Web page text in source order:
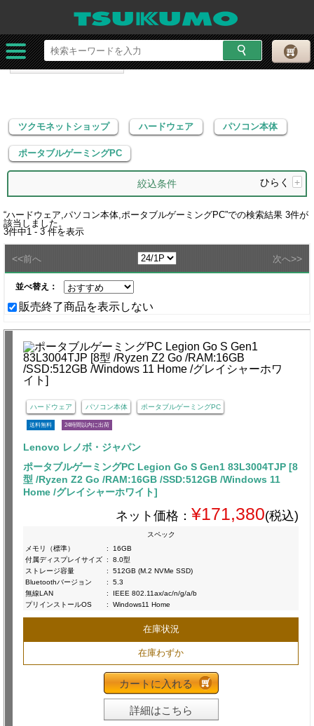
ツクモネットショップ ハードウェア
パソコン本体
ポータブルゲーミングPC
ツクモネットショップ ハードウェア パソコン本体
ポータブルゲーミングPC
絞込条件 ひらく +
“ハードウェア,パソコン本体,ポータブルゲーミングPC”での検索結果 3件が
該当しました。
3件中1 - 3 件を表示
<<前へ 次へ>>
並べ替え：
販売終了商品を表示しない
ハードウェア パソコン本体 ポータブルゲーミングPC
送料無料 24時間以内に出荷
Lenovo レノボ・ジャパン
ポータブルゲーミングPC Legion Go S Gen1 83L3004TJP [8
型 /Ryzen Z2 Go /RAM:16GB /SSD:512GB /Windows 11
Home /グレイシャーホワイト]
ネット価格： ¥171,380(税込)
スペック
メモリ（標準）
:
16GB
付属ディスプレイサイズ :
8.0型
ストレージ容量
:
512GB (M.2 NVMe SSD)
Bluetoothバージョン
:
5.3
無線LAN
:
IEEE 802.11ax/ac/n/g/a/b
プリインストールOS
: Windows11 Home
在庫状況
在庫わずか
カートに入れる
詳細はこちら